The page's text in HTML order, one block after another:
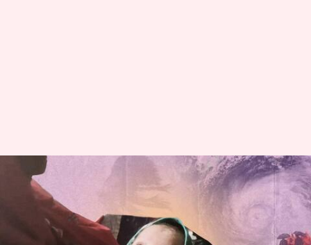
నెల రోజుల క్రితం పుట్టిన చిన్నారికి
'బిపోర్‌జాయ్' తుపాను పేరు
Stalin Jun 15, 2023 04:31 pm